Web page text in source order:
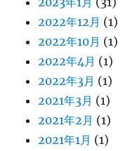
2022年12月 (1)
2022年10月 (1)
2022年4月 (1)
2022年3月 (1)
2021年3月 (1)
2021年2月 (1)
2021年1月 (1)